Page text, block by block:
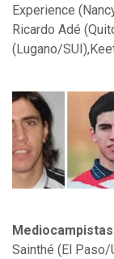
Experience
Ricardo Adé
(Lugano/
Mediocampistas
Sainthé (El